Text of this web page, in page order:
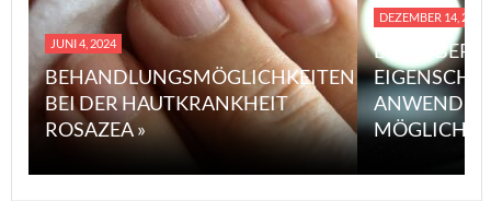
JUNI 4, 2024
BEHANDLUNGSMÖGLICHKEITEN
BEI DER HAUTKRANKHEIT
ROSAZEA »
DEZEMBER 14, 2023
EINE
MÖGLICHE